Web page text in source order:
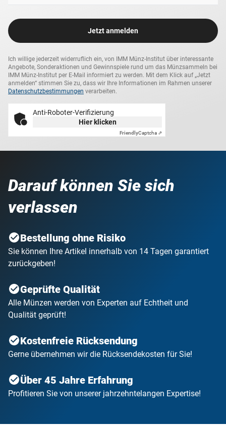
Jetzt anmelden
Ich willige jederzeit widerruflich ein, von IMM Münz-Institut über interessante
Angebote, Sonderaktionen und Gewinnspiele rund um das Münzsammeln bei
IMM Münz-Institut per E-Mail informiert zu werden. Mit dem Klick auf „Jetzt
anmelden“ stimmen Sie zu, dass wir Ihre Informationen im Rahmen unserer
Datenschutzbestimmungen verarbeiten.
Anti-Roboter-Verifizierung
Hier klicken
FriendlyCaptcha ⇗
Darauf können Sie sich
verlassen
Bestellung ohne Risiko
Sie können Ihre Artikel innerhalb von 14 Tagen garantiert
zurückgeben!
Geprüfte Qualität
Alle Münzen werden von Experten auf Echtheit und
Qualität geprüft!
Kostenfreie Rücksendung
Gerne übernehmen wir die Rücksendekosten für Sie!
Über 45 Jahre Erfahrung
Profitieren Sie von unserer jahrzehntelangen Expertise!